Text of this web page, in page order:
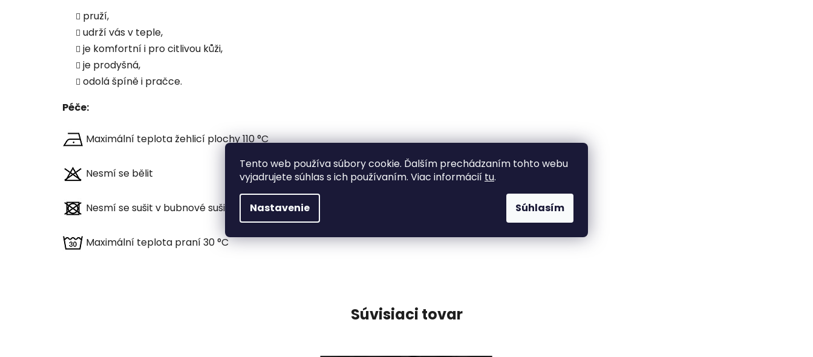
Tento web používa súbory cookie. Ďalším prechádzaním tohto webu
vyjadrujete súhlas s ich používaním. Viac informácií tu.
Nastavenie Súhlasím
pruží,
udrží vás v teple,
je komfortní i pro citlivou kůži,
je prodyšná,
odolá špíně i pračce.
Péče:
Maximální teplota žehlicí plochy 110 °C
Nesmí se bělit
Nesmí se sušit v bubnové sušičce
Maximální teplota praní 30 °C
Súvisiaci tovar